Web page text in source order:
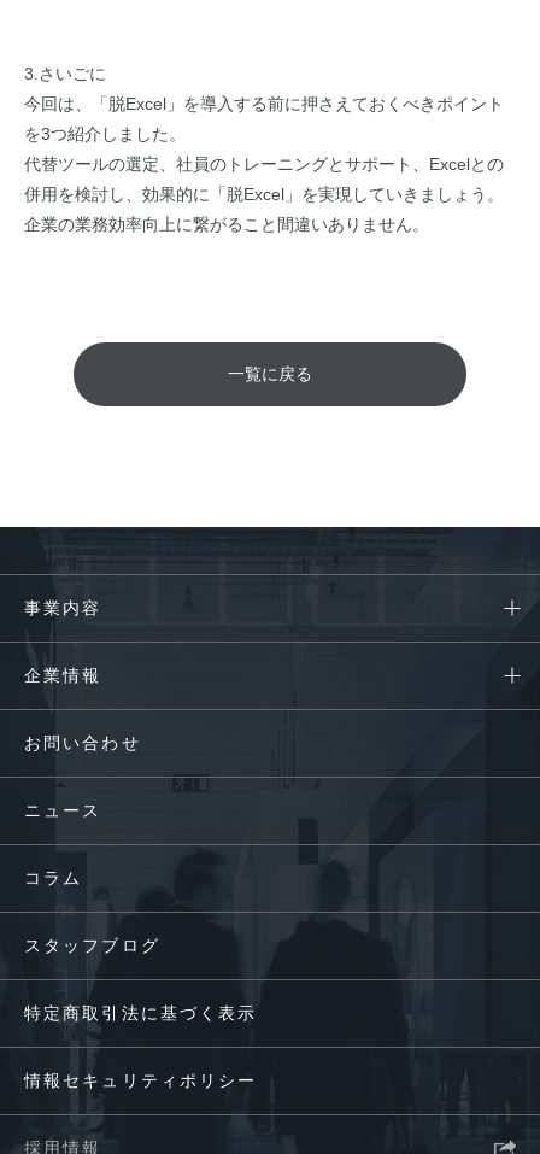
3.さいごに
今回は、「脱Excel」を導入する前に押さえておくべきポイント
を3つ紹介しました。
代替ツールの選定、社員のトレーニングとサポート、Excelとの
併用を検討し、効果的に「脱Excel」を実現していきましょう。
企業の業務効率向上に繋がること間違いありません。
一覧に戻る
事業内容
企業情報
お問い合わせ
ニュース
コラム
スタッフブログ
特定商取引法に基づく表示
情報セキュリティポリシー
採用情報